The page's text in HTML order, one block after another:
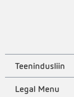
Teenindusliin
Legal Menu